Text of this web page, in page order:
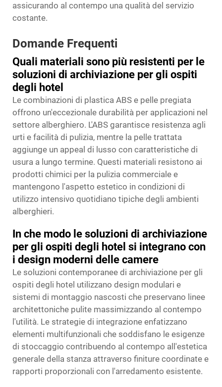
assicurando al contempo una qualità del servizio
costante.
Domande Frequenti
Quali materiali sono più resistenti per le
soluzioni di archiviazione per gli ospiti
degli hotel
Le combinazioni di plastica ABS e pelle pregiata
offrono un'eccezionale durabilità per applicazioni nel
settore alberghiero. L'ABS garantisce resistenza agli
urti e facilità di pulizia, mentre la pelle trattata
aggiunge un appeal di lusso con caratteristiche di
usura a lungo termine. Questi materiali resistono ai
prodotti chimici per la pulizia commerciale e
mantengono l'aspetto estetico in condizioni di
utilizzo intensivo quotidiano tipiche degli ambienti
alberghieri.
In che modo le soluzioni di archiviazione
per gli ospiti degli hotel si integrano con
i design moderni delle camere
Le soluzioni contemporanee di archiviazione per gli
ospiti degli hotel utilizzano design modulari e
sistemi di montaggio nascosti che preservano linee
architettoniche pulite massimizzando al contempo
l'utilità. Le strategie di integrazione enfatizzano
elementi multifunzionali che soddisfano le esigenze
di stoccaggio contribuendo al contempo all'estetica
generale della stanza attraverso finiture coordinate e
rapporti proporzionali con l'arredamento esistente.